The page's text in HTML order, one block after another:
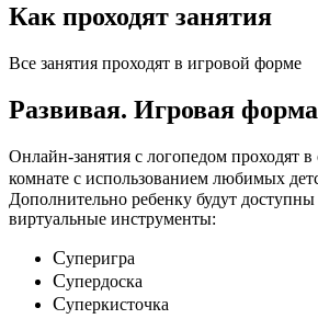
Как проходят занятия
Все занятия проходят в игровой форме
Развивая. Игровая форма
Онлайн-занятия с логопедом проходят
комнате с использованием любимых
Дополнительно ребенку будут
виртуальные инструменты:
Cуперигра
Cупердоска
Cуперкисточка